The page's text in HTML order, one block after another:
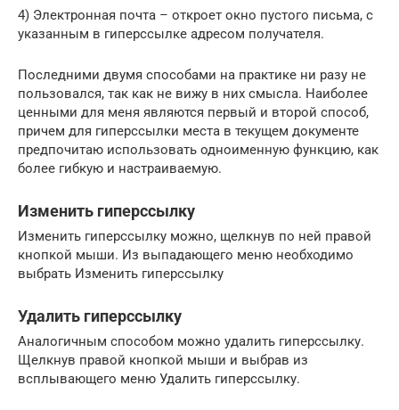
4) Электронная почта – откроет окно пустого письма, с
указанным в гиперссылке адресом получателя.
Последними двумя способами на практике ни разу не
пользовался, так как не вижу в них смысла. Наиболее
ценными для меня являются первый и второй способ,
причем для гиперссылки места в текущем документе
предпочитаю использовать одноименную функцию, как
более гибкую и настраиваемую.
Изменить гиперссылку
Изменить гиперссылку можно, щелкнув по ней правой
кнопкой мыши. Из выпадающего меню необходимо
выбрать Изменить гиперссылку
Удалить гиперссылку
Аналогичным способом можно удалить гиперссылку.
Щелкнув правой кнопкой мыши и выбрав из
всплывающего меню Удалить гиперссылку.